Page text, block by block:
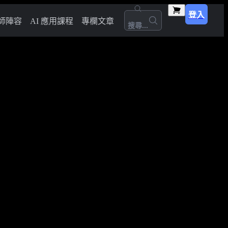
陣容 AI 應用課程 專欄文章 搜尋...
登入